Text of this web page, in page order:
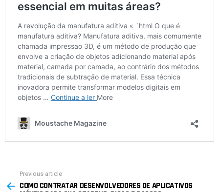
more
Previous article
COMO CONTRATAR DESENVOLVEDORES DE APLICATIVOS